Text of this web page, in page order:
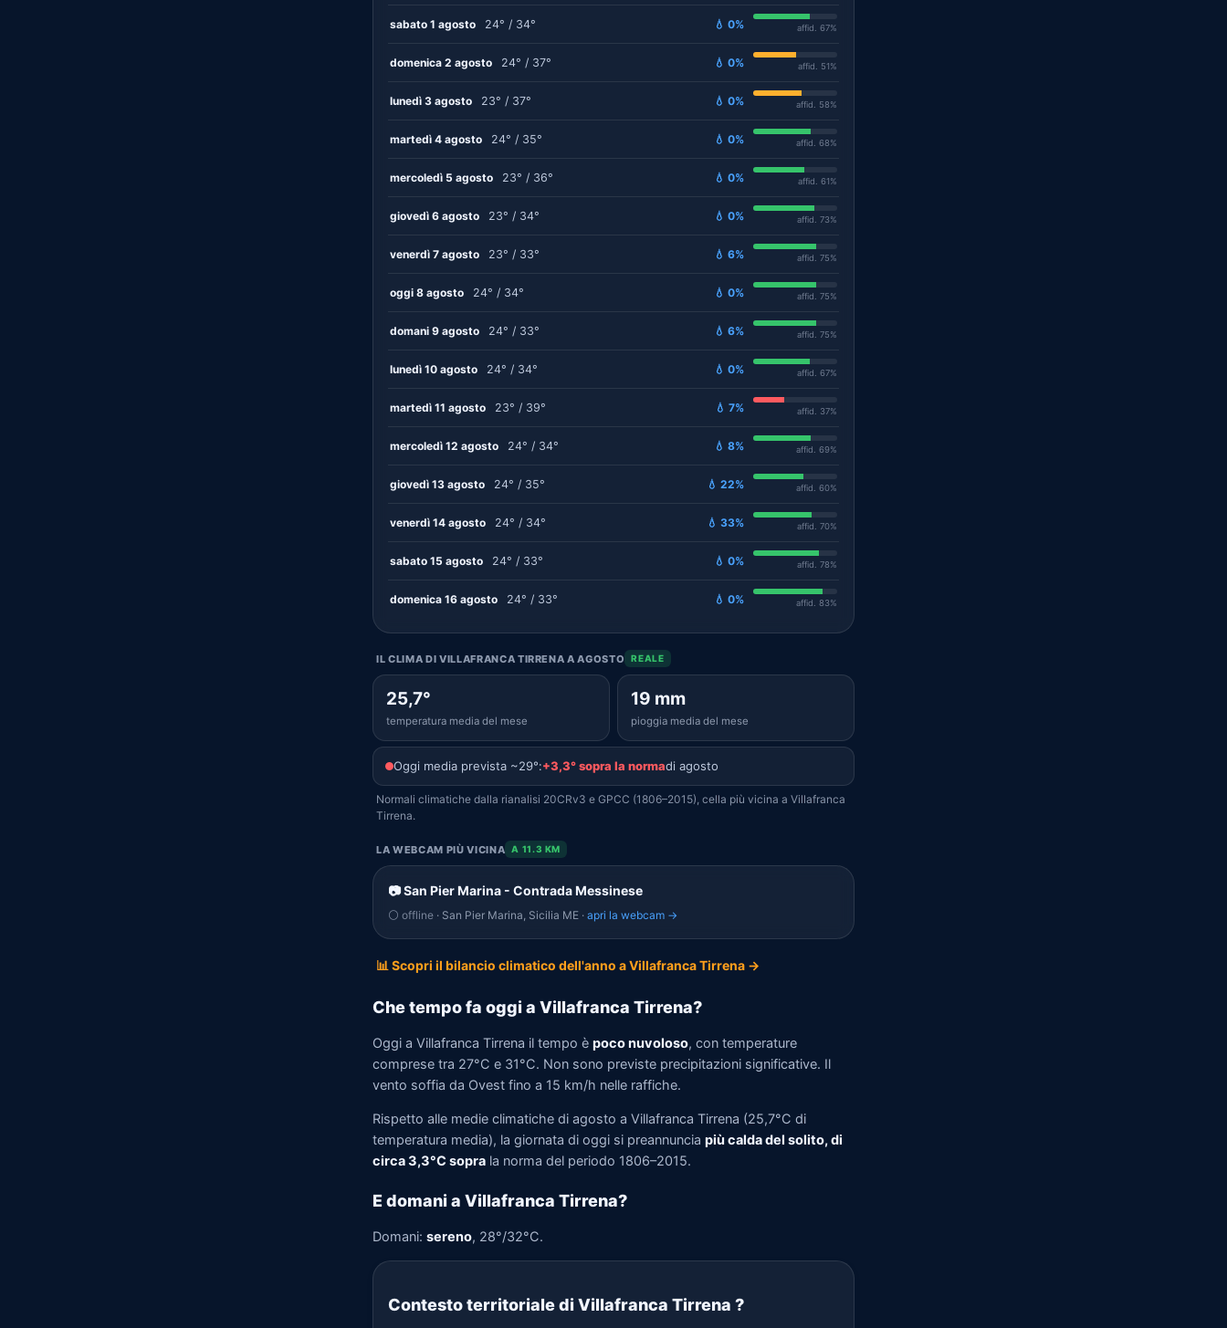
sabato 1 agosto 24° / 34° 💧 0% affid. 67%
domenica 2 agosto 24° / 37° 💧 0% affid. 51%
lunedì 3 agosto 23° / 37° 💧 0% affid. 58%
martedì 4 agosto 24° / 35° 💧 0% affid. 68%
mercoledì 5 agosto 23° / 36° 💧 0% affid. 61%
giovedì 6 agosto 23° / 34° 💧 0% affid. 73%
venerdì 7 agosto 23° / 33° 💧 6% affid. 75%
oggi 8 agosto 24° / 34° 💧 0% affid. 75%
domani 9 agosto 24° / 33° 💧 6% affid. 75%
lunedì 10 agosto 24° / 34° 💧 0% affid. 67%
martedì 11 agosto 23° / 39° 💧 7% affid. 37%
mercoledì 12 agosto 24° / 34° 💧 8% affid. 69%
giovedì 13 agosto 24° / 35° 💧 22% affid. 60%
venerdì 14 agosto 24° / 34° 💧 33% affid. 70%
sabato 15 agosto 24° / 33° 💧 0% affid. 78%
domenica 16 agosto 24° / 33° 💧 0% affid. 83%
IL CLIMA DI VILLAFRANCA TIRRENA A AGOSTO REALE
25,7°
temperatura media del mese
19 mm
pioggia media del mese
Oggi media prevista ~29°:+3,3° sopra la normadi agosto
Normali climatiche dalla rianalisi 20CRv3 e GPCC (1806–2015), cella più vicina a Villafranca
Tirrena.
LA WEBCAM PIÙ VICINA A 11.3 KM
📷 San Pier Marina - Contrada Messinese
⚪ offline · San Pier Marina, Sicilia ME · apri la webcam →
📊 Scopri il bilancio climatico dell'anno a Villafranca Tirrena →
Che tempo fa oggi a Villafranca Tirrena?
Oggi a Villafranca Tirrena il tempo è poco nuvoloso, con temperature
comprese tra 27°C e 31°C. Non sono previste precipitazioni significative. Il
vento soffia da Ovest fino a 15 km/h nelle raffiche.
Rispetto alle medie climatiche di agosto a Villafranca Tirrena (25,7°C di
temperatura media), la giornata di oggi si preannuncia più calda del solito, di
circa 3,3°C sopra la norma del periodo 1806–2015.
E domani a Villafranca Tirrena?
Domani: sereno, 28°/32°C.
Contesto territoriale di Villafranca Tirrena ?